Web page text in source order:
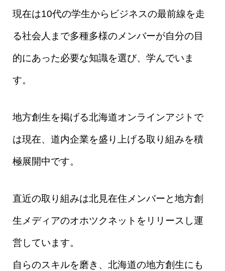
現在は10代の学生からビジネスの最前線を走
る社会人まで多種多様のメンバーが自分の目
的にあった必要な知識を選び、学んでいま
す。
地方創生を掲げる北海道オンラインアジトで
は現在、道内企業を盛り上げる取り組みを積
極展開中です。
直近の取り組みは北見在住メンバーと地方創
生メディアのオホツクネットをリリースし運
営しています。
自らのスキルを磨き、北海道の地方創生にも